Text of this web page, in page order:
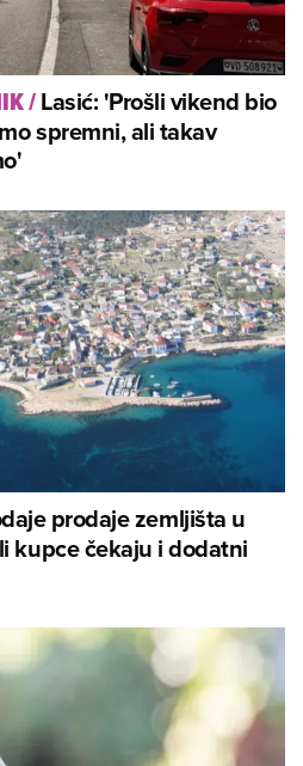
/Lasić: 'Prošli vikend bio
spremni, ali takav
prodaje zemljišta u
kupce čekaju i dodatni